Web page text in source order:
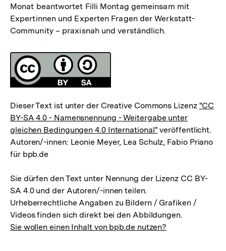
Monat beantwortet Filli Montag gemeinsam mit
Expertinnen und Experten Fragen der Werkstatt-
Community – praxisnah und verständlich.
Fussnoten
Lizenz
Dieser Text ist unter der Creative Commons Lizenz "CC
BY-SA 4.0 - Namensnennung - Weitergabe unter
gleichen Bedingungen 4.0 International" veröffentlicht.
Autoren/-innen: Leonie Meyer, Lea Schulz, Fabio Priano
für bpb.de
Sie dürfen den Text unter Nennung der Lizenz CC BY-
SA 4.0 und der Autoren/-innen teilen.
Urheberrechtliche Angaben zu Bildern / Grafiken /
Videos finden sich direkt bei den Abbildungen.
Sie wollen einen Inhalt von bpb.de nutzen?